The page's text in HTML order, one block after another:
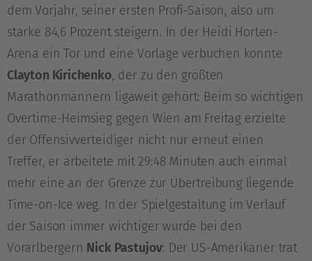
dem Vorjahr, seiner ersten Profi-Saison, also um
starke 84,6 Prozent steigern. In der Heidi Horten-
Arena ein Tor und eine Vorlage verbuchen konnte
Clayton Kirichenko, der zu den größten
Marathonmännern ligaweit gehört: Beim so wichtigen
Overtime-Heimsieg gegen Wien am Freitag erzielte
der Offensivverteidiger nicht nur erneut einen
Treffer, er arbeitete mit 29:48 Minuten auch einmal
mehr eine an der Grenze zur Übertreibung liegende
Time-on-Ice weg. In der Spielgestaltung im Verlauf
der Saison immer wichtiger wurde bei den
Vorarlbergern Nick Pastujov: Der US-Amerikaner trat